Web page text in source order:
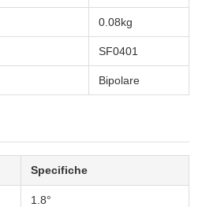
0.08kg
SF0401
Bipolare
Specifiche
1.8°